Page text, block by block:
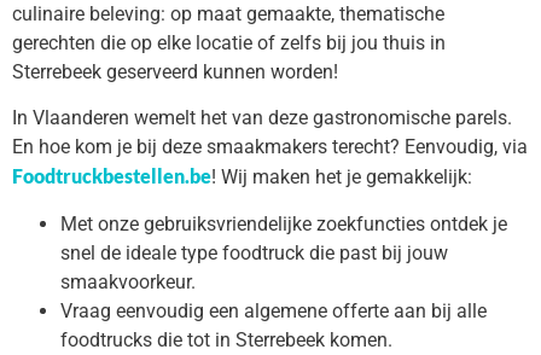
culinaire beleving: op maat gemaakte, thematische
gerechten die op elke locatie of zelfs bij jou thuis in
Sterrebeek geserveerd kunnen worden!
In Vlaanderen wemelt het van deze gastronomische parels.
En hoe kom je bij deze smaakmakers terecht? Eenvoudig, via
Foodtruckbestellen.be! Wij maken het je gemakkelijk:
Met onze gebruiksvriendelijke zoekfuncties ontdek je
snel de ideale type foodtruck die past bij jouw
smaakvoorkeur.
Vraag eenvoudig een algemene offerte aan bij alle
foodtrucks die tot in Sterrebeek komen.